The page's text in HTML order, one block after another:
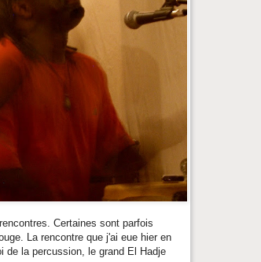
Certaines sont parfois
La rencontre que j'ai eue hier en
de la percussion, le grand El Hadje